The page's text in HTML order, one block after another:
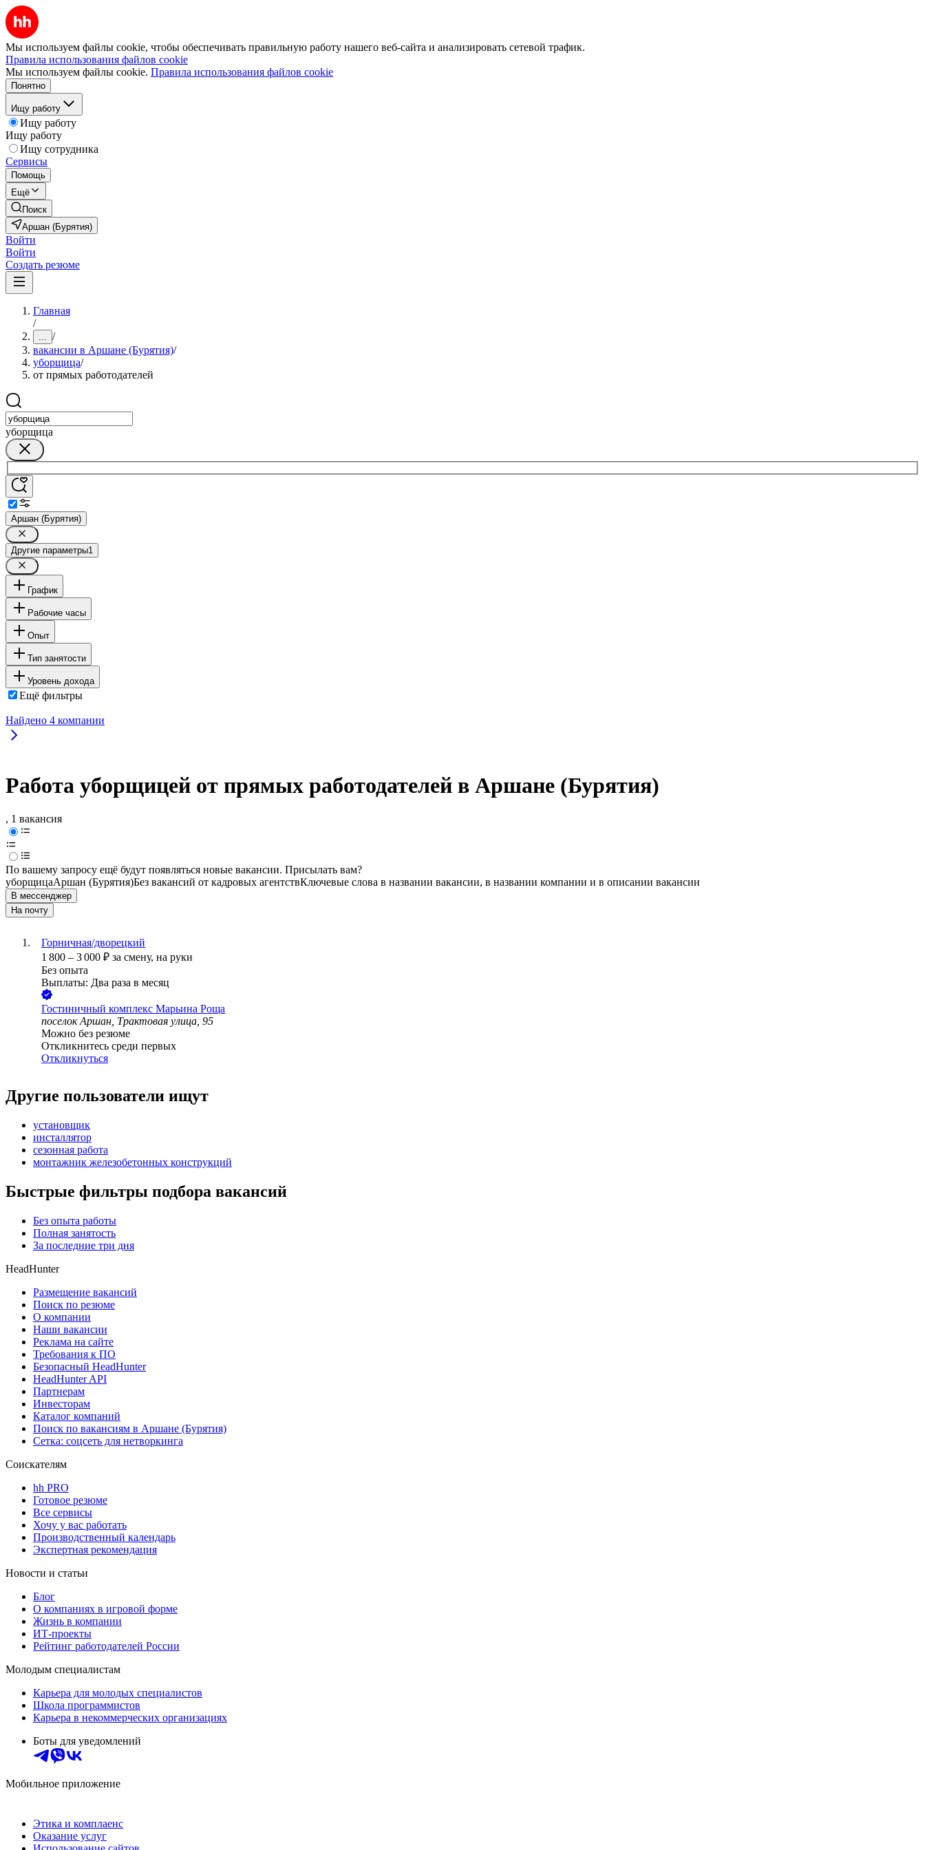
Мы используем файлы cookie, чтобы обеспечивать правильную работу нашего веб-сайта и анализировать сетевой трафик.
Правила использования файлов cookie
Мы используем файлы cookie. Правила использования файлов cookie
Понятно
Ищу работу
Ищу работу
Ищу работу
Ищу сотрудника
Сервисы
Помощь
Ещё
Поиск
Аршан (Бурятия)
Войти
Войти
Создать резюме
Главная
/
... /
вакансии в Аршане (Бурятия)/
уборщица/
от прямых работодателей
уборщица
Аршан (Бурятия)
Другие параметры1
График
Рабочие часы
Опыт
Тип занятости
Уровень дохода
Ещё фильтры
Найдено 4 компании
Работа уборщицей от прямых работодателей в Аршане (Бурятия)
, 1 вакансия
По вашему запросу ещё будут появляться новые вакансии. Присылать вам?
уборщицаАршан (Бурятия)Без вакансий от кадровых агентствКлючевые слова в названии вакансии, в названии компании и в описании вакансии
В мессенджер
На почту
Горничная/дворецкий
1 800 – 3 000 ₽ за смену, на руки
Без опыта
Выплаты: Два раза в месяц
Гостиничный комплекс Марьина Роща
поселок Аршан, Трактовая улица, 95
Можно без резюме
Откликнитесь среди первых
Откликнуться
Другие пользователи ищут
установщик
инсталлятор
сезонная работа
монтажник железобетонных конструкций
Быстрые фильтры подбора вакансий
Без опыта работы
Полная занятость
За последние три дня
HeadHunter
Размещение вакансий
Поиск по резюме
О компании
Наши вакансии
Реклама на сайте
Требования к ПО
Безопасный HeadHunter
HeadHunter API
Партнерам
Инвесторам
Каталог компаний
Поиск по вакансиям в Аршане (Бурятия)
Сетка: соцсеть для нетворкинга
Соискателям
hh PRO
Готовое резюме
Все сервисы
Хочу у вас работать
Производственный календарь
Экспертная рекомендация
Новости и статьи
Блог
О компаниях в игровой форме
Жизнь в компании
ИТ-проекты
Рейтинг работодателей России
Молодым специалистам
Карьера для молодых специалистов
Школа программистов
Карьера в некоммерческих организациях
Боты для уведомлений
Мобильное приложение
Этика и комплаенс
Оказание услуг